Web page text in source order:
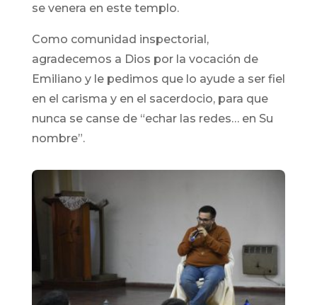
se venera en este templo.
Como comunidad inspectorial,
agradecemos a Dios por la vocación de
Emiliano y le pedimos que lo ayude a ser fiel
en el carisma y en el sacerdocio, para que
nunca se canse de “echar las redes… en Su
nombre”.